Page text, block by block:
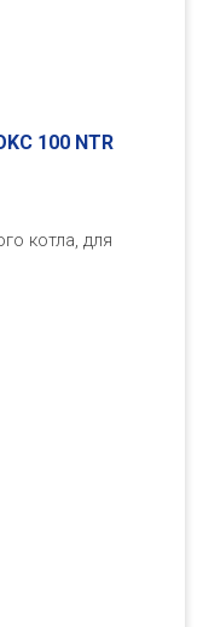
100 NTR
котла, для